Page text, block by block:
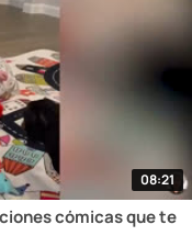
08:21
cómicas que te